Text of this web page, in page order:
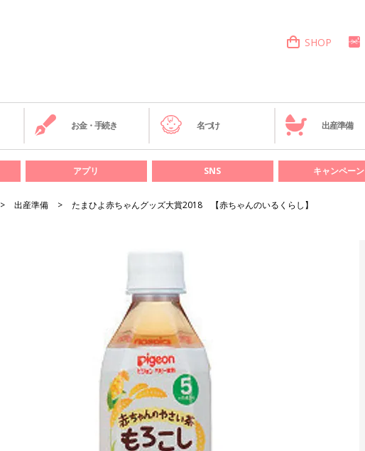
SHOP
お金・手続き 名づけ 出産準備
アプリ SNS キャンペーン
出産準備 たまひよ赤ちゃんグッズ大賞2018 【赤ちゃんのいるくらし】